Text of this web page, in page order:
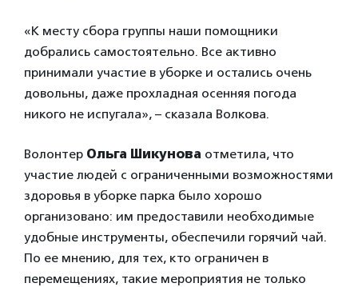
«К месту сбора группы наши помощники
добрались самостоятельно. Все активно
принимали участие в уборке и остались очень
довольны, даже прохладная осенняя погода
никого не испугала», – сказала Волкова.
Волонтер Ольга Шикунова отметила, что
участие людей с ограниченными возможностями
здоровья в уборке парка было хорошо
организовано: им предоставили необходимые
удобные инструменты, обеспечили горячий чай.
По ее мнению, для тех, кто ограничен в
перемещениях, такие мероприятия не только